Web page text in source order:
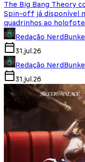
The Big Bang Theory
Spin-off já disponível
quadrinhos ao holofote
Redação
31.jul.26
Redação
31.jul.26